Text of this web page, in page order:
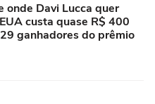
onde Davi Lucca quer
custa quase R$ 400
ganhadores do prêmio